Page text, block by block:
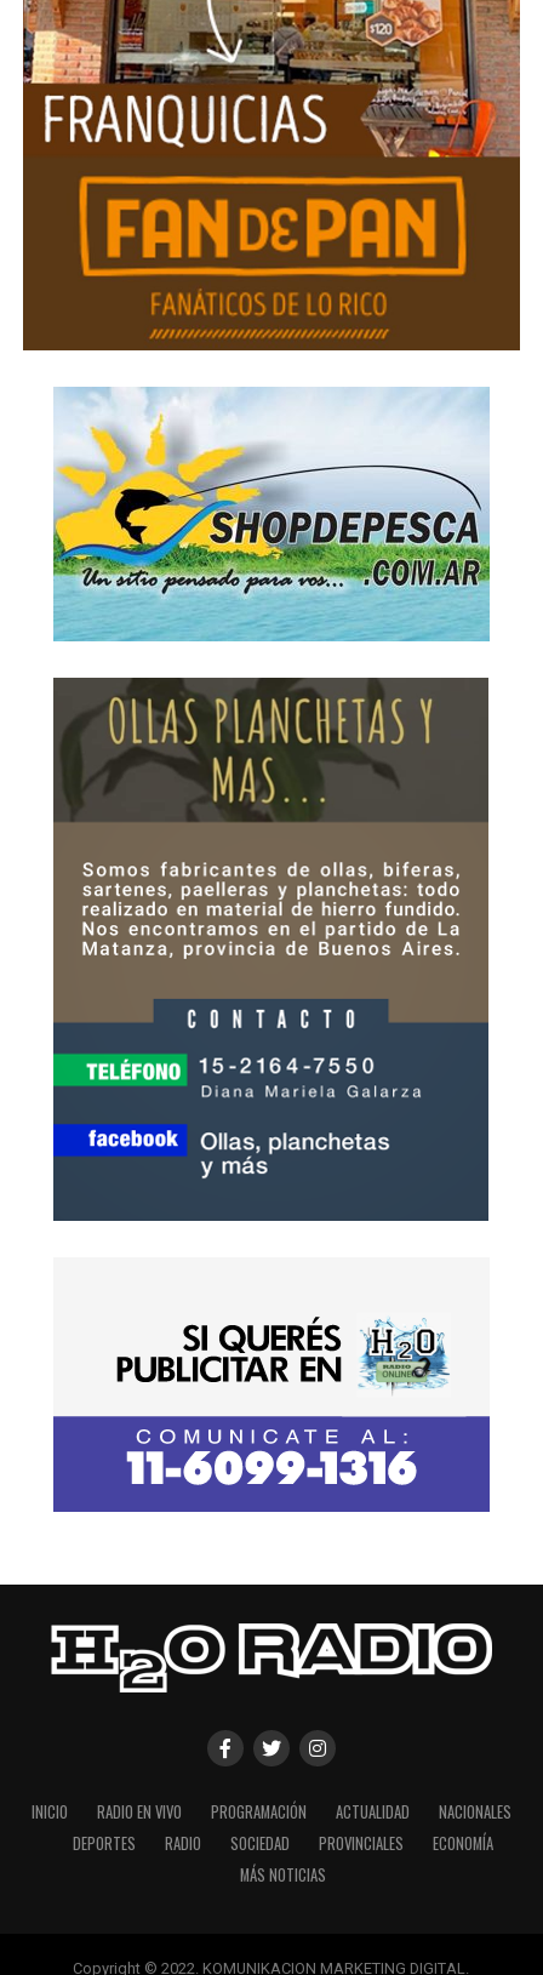
INICIO RADIO EN VIVO PROGRAMACIÓN ACTUALIDAD
NACIONALES
DEPORTES
RADIO SOCIEDAD PROVINCIALES
ECONOMÍA
MÁS NOTICIAS
Copyright © 2022. KOMUNIKACION MARKETING DIGITAL.